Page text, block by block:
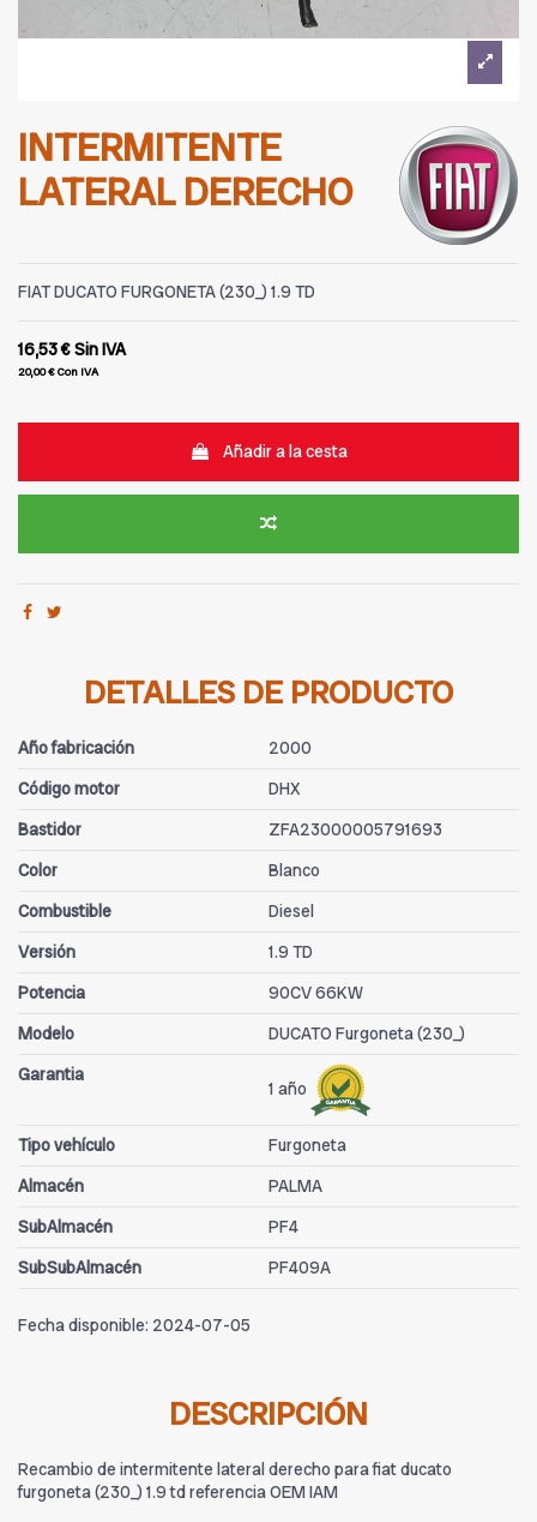
INTERMITENTE
LATERAL DERECHO
FIAT DUCATO FURGONETA (230_) 1.9 TD
16,53 €Sin IVA
20,00 €Con IVA
Añadir a la cesta
DETALLES DE PRODUCTO
Año fabricación
2000
Código motor
DHX
Bastidor
ZFA23000005791693
Color
Blanco
Combustible
Diesel
Versión
1.9 TD
Potencia
90CV 66KW
Modelo
DUCATO Furgoneta (230_)
Garantia
1 año
Tipo vehículo
Furgoneta
Almacén
PALMA
SubAlmacén
PF4
SubSubAlmacén
PF409A
Fecha disponible: 2024-07-05
DESCRIPCIÓN
Recambio de intermitente lateral derecho para fiat ducato
furgoneta (230_) 1.9 td referencia OEM IAM